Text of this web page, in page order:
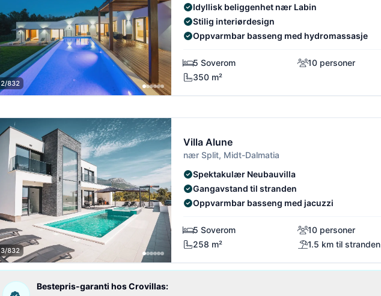
2/832
Idyllisk beliggenhet nær Labin
Stilig interiørdesign
Oppvarmbar basseng med hydromassasje
5 Soverom
10 personer
350 m²
3/832
Villa Alune
nær Split, Midt-Dalmatia
Spektakulær Neubauvilla
Gangavstand til stranden
Oppvarmbar basseng med jacuzzi
5 Soverom
10 personer
258 m²
1.5 km til stranden
Bestepris-garanti hos Crovillas: